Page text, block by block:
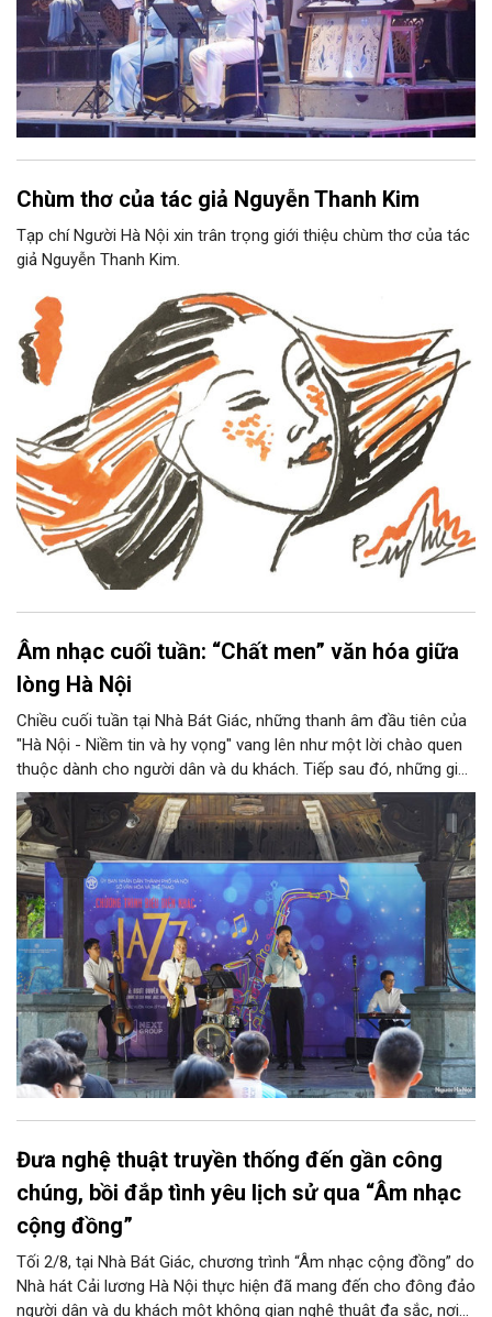
Chùm thơ của tác giả Nguyễn Thanh Kim
Tạp chí Người Hà Nội xin trân trọng giới thiệu chùm thơ của tác
giả Nguyễn Thanh Kim.
Âm nhạc cuối tuần: “Chất men” văn hóa giữa
lòng Hà Nội
Chiều cuối tuần tại Nhà Bát Giác, những thanh âm đầu tiên của
"Hà Nội - Niềm tin và hy vọng" vang lên như một lời chào quen
thuộc dành cho người dân và du khách. Tiếp sau đó, những giai
điệu jazz kinh điển của thế giới lần lượt cất lên qua phần biểu
diễn của NSƯT Quyền Văn Minh và các nghệ sĩ Bình Minh Jazz
Club, mở ra một không gian âm nhạc giàu cảm xúc ngay giữa
trung tâm Thủ đô.
Đưa nghệ thuật truyền thống đến gần công
chúng, bồi đắp tình yêu lịch sử qua “Âm nhạc
cộng đồng”
Tối 2/8, tại Nhà Bát Giác, chương trình “Âm nhạc cộng đồng” do
Nhà hát Cải lương Hà Nội thực hiện đã mang đến cho đông đảo
người dân và du khách một không gian nghệ thuật đa sắc, nơi